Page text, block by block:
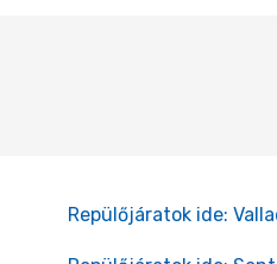
Repülőjáratok ide: